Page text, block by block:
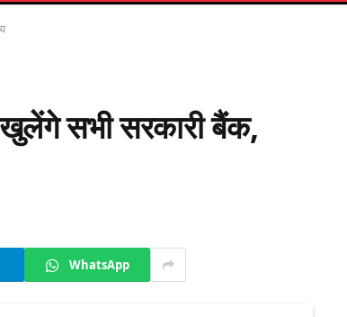
सभी सरकारी बैंक,
WhatsApp